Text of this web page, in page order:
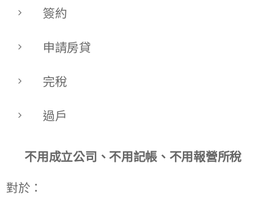
簽約
申請房貸
完稅
過戶
不用成立公司、不用記帳、不用報營所稅
對於：